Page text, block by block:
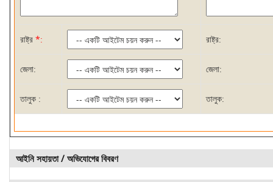
রাষ্ট্র *: রাষ্ট্র:
জেলা: জেলা:
তালুক : তালুক:
আইনি সহায়তা / অভিযোগের বিবরণ